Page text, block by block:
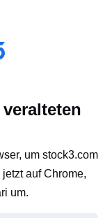
um stock3.com
auf Chrome,
um.